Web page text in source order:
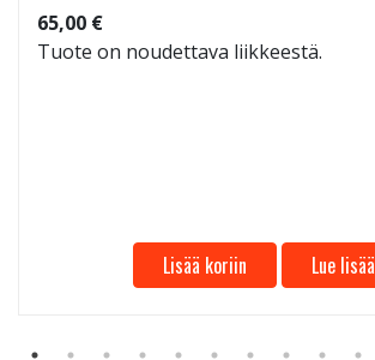
65,00 €
Tuote on noudettava liikkeestä.
Lisää koriin Lue lisää